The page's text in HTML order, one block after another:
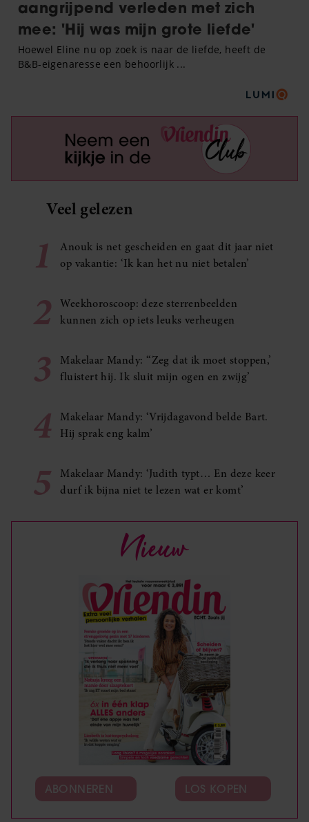
Veel gelezen
1
Anouk is net gescheiden en gaat dit jaar niet
op vakantie: ‘Ik kan het nu niet betalen’
2
Weekhoroscoop: deze sterrenbeelden
kunnen zich op iets leuks verheugen
3
Makelaar Mandy: ‘‘Zeg dat ik moet stoppen,’
fluistert hij. Ik sluit mijn ogen en zwijg’
4
Makelaar Mandy: ‘Vrijdagavond belde Bart.
Hij sprak eng kalm’
5
Makelaar Mandy: ‘Judith typt… En deze keer
durf ik bijna niet te lezen wat er komt’
Nieuw
ABONNEREN LOS KOPEN